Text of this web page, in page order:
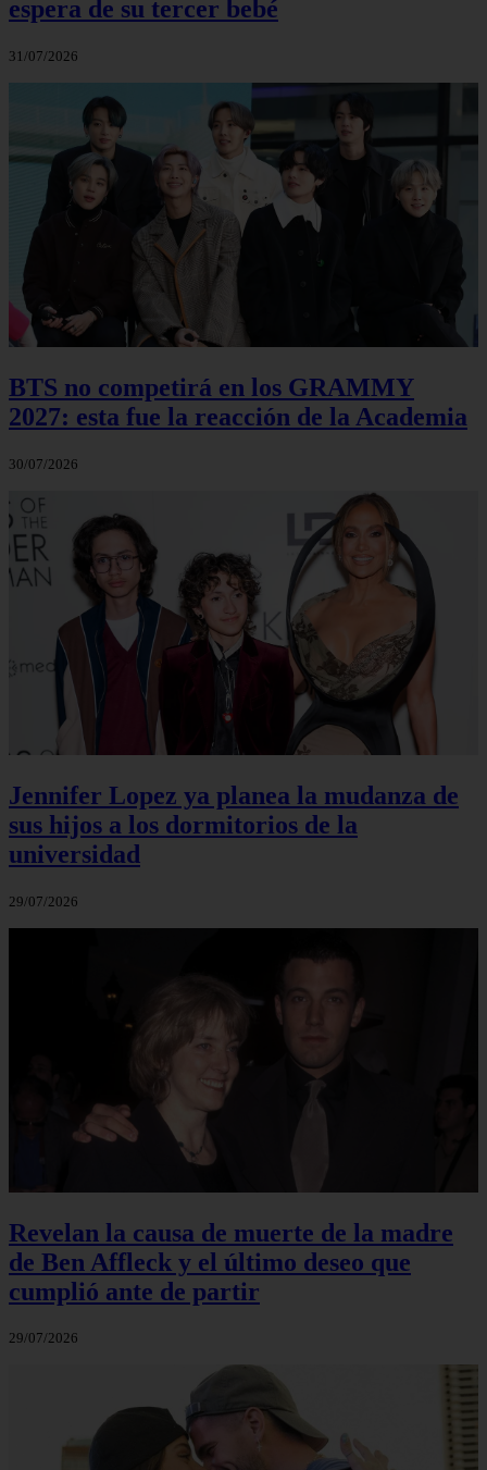
espera de su tercer bebé
31/07/2026
BTS no competirá en los GRAMMY
2027: esta fue la reacción de la Academia
30/07/2026
Jennifer Lopez ya planea la mudanza de
sus hijos a los dormitorios de la
universidad
29/07/2026
Revelan la causa de muerte de la madre
de Ben Affleck y el último deseo que
cumplió ante de partir
29/07/2026